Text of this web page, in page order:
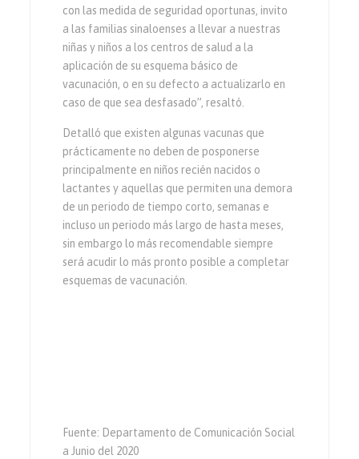
con las medida de seguridad oportunas, invito
a las familias sinaloenses a llevar a nuestras
niñas y niños a los centros de salud a la
aplicación de su esquema básico de
vacunación, o en su defecto a actualizarlo en
caso de que sea desfasado”, resaltó.
Detalló que existen algunas vacunas que
prácticamente no deben de posponerse
principalmente en niños recién nacidos o
lactantes y aquellas que permiten una demora
de un periodo de tiempo corto, semanas e
incluso un periodo más largo de hasta meses,
sin embargo lo más recomendable siempre
será acudir lo más pronto posible a completar
esquemas de vacunación.
Fuente: Departamento de Comunicación Social
a Junio del 2020